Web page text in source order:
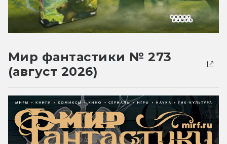
Мир фантастики № 273
(август 2026)